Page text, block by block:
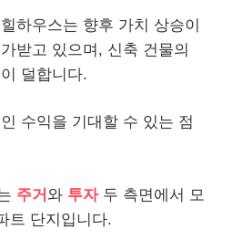
하우스는 향후 가치 상승이
받고 있으며, 신축 건물의
덜합니다.
수익을 기대할 수 있는 점
주거 와 투자두 측면에서 모
트 단지입니다.